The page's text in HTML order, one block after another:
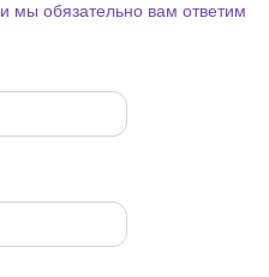
и мы обязательно вам ответим